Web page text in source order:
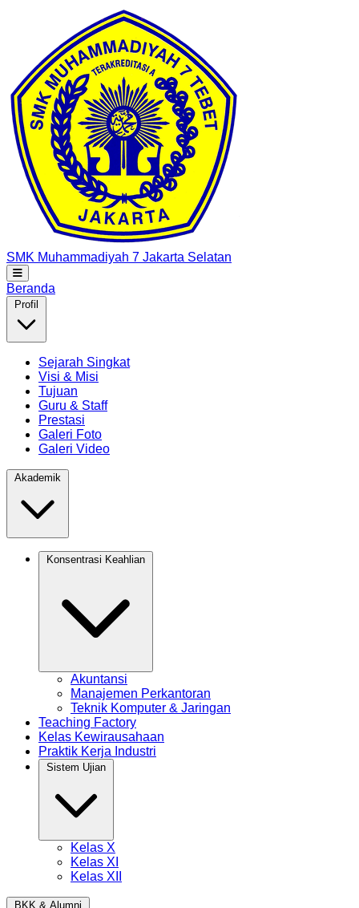
SMK Muhammadiyah 7 Jakarta Selatan
Beranda
Sejarah Singkat
Visi & Misi
Tujuan
Guru & Staff
Prestasi
Galeri Foto
Galeri Video
Akuntansi
Manajemen Perkantoran
Teknik Komputer & Jaringan
Teaching Factory
Kelas Kewirausahaan
Praktik Kerja Industri
Kelas X
Kelas XI
Kelas XII